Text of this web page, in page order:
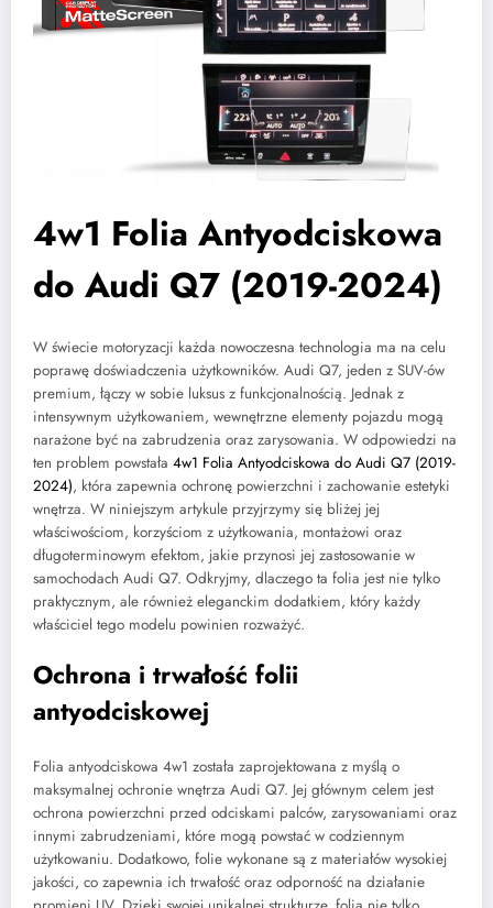
4w1 Folia Antyodciskowa
do Audi Q7 (2019-2024)
W świecie motoryzacji każda nowoczesna technologia ma na celu
poprawę doświadczenia użytkowników. Audi Q7, jeden z SUV-ów
premium, łączy w sobie luksus z funkcjonalnością. Jednak z
intensywnym użytkowaniem, wewnętrzne elementy pojazdu mogą
narażone być na zabrudzenia oraz zarysowania. W odpowiedzi na
ten problem powstała 4w1 Folia Antyodciskowa do Audi Q7 (2019-
2024), która zapewnia ochronę powierzchni i zachowanie estetyki
wnętrza. W niniejszym artykule przyjrzymy się bliżej jej
właściwościom, korzyściom z użytkowania, montażowi oraz
długoterminowym efektom, jakie przynosi jej zastosowanie w
samochodach Audi Q7. Odkryjmy, dlaczego ta folia jest nie tylko
praktycznym, ale również eleganckim dodatkiem, który każdy
właściciel tego modelu powinien rozważyć.
Ochrona i trwałość folii
antyodciskowej
Folia antyodciskowa 4w1 została zaprojektowana z myślą o
maksymalnej ochronie wnętrza Audi Q7. Jej głównym celem jest
ochrona powierzchni przed odciskami palców, zarysowaniami oraz
innymi zabrudzeniami, które mogą powstać w codziennym
użytkowaniu. Dodatkowo, folie wykonane są z materiałów wysokiej
jakości, co zapewnia ich trwałość oraz odporność na działanie